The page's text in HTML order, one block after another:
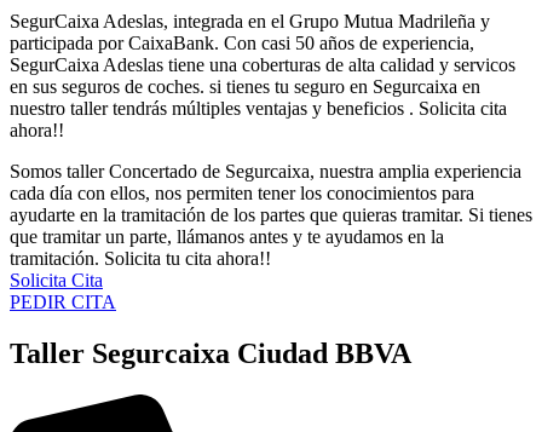
SegurCaixa Adeslas, integrada en el Grupo Mutua Madrileña y
participada por CaixaBank. Con casi 50 años de experiencia,
SegurCaixa Adeslas tiene una coberturas de alta calidad y servicos
en sus seguros de coches. si tienes tu seguro en Segurcaixa en
nuestro taller tendrás múltiples ventajas y beneficios . Solicita cita
ahora!!
Somos taller Concertado de Segurcaixa, nuestra amplia experiencia
cada día con ellos, nos permiten tener los conocimientos para
ayudarte en la tramitación de los partes que quieras tramitar. Si tienes
que tramitar un parte, llámanos antes y te ayudamos en la
tramitación. Solicita tu cita ahora!!
Solicita Cita
PEDIR CITA
Taller Segurcaixa Ciudad BBVA